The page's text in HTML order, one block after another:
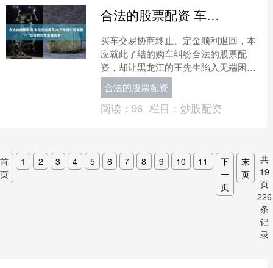
合法的股票配资 车没买成背负26万车贷！这笔莫名贷款究竟该谁买单？
买车交易协商终止、定金顺利退回，本
应就此了结的购车纠纷合法的股票配
资，却让黑龙江的王先生陷入无端困
境。他全程未提车、未办理车辆抵押手
续，甚至未收到放款通知，却莫....
合法的股票配资
阅读： 96 栏目： 炒股配资
首
页
1 2 3 4 5 6 7 8 9 10 11
下
一
页
末
页
共
19
页
226
条
记
录